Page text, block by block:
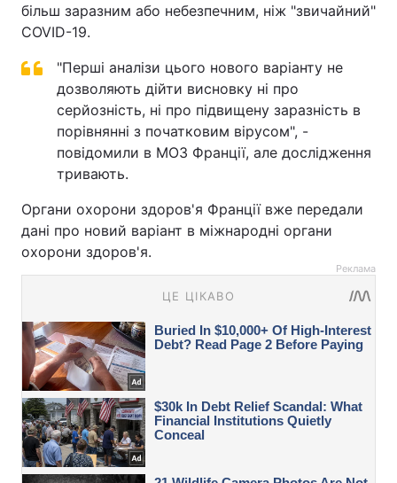
більш заразним або небезпечним, ніж "звичайний"
COVID-19.
"Перші аналізи цього нового варіанту не
дозволяють дійти висновку ні про
серйозність, ні про підвищену заразність в
порівнянні з початковим вірусом", -
повідомили в МОЗ Франції, але дослідження
тривають.
Органи охорони здоров'я Франції вже передали
дані про новий варіант в міжнародні органи
охорони здоров'я.
Реклама